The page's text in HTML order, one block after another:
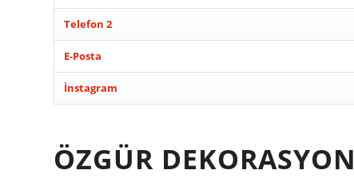
Telefon 2
E-Posta
İnstagram
ÖZGÜR DEKORASYON